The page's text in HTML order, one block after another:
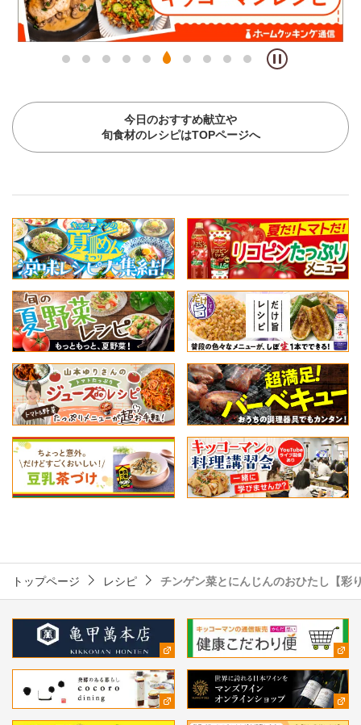
今日のおすすめ献立や
旬食材のレシピはTOPページへ
トップページ レシピ チンゲン菜とにんじんのおひたし【彩